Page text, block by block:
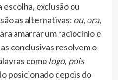
escolha, exclusão ou
as alternativas: ou, ora,
amarrar um raciocínio e
conclusivas resolvem o
comologo, pois
posicionado depois do